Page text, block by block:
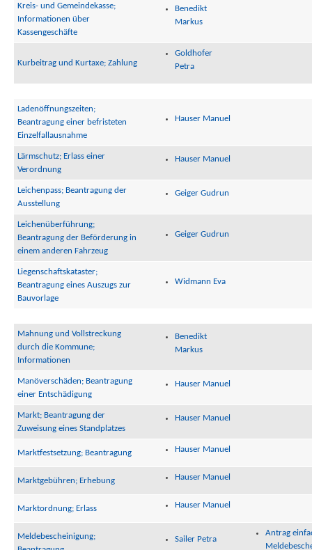
Kreis- und Gemeindekasse;
Informationen über
Kassengeschäfte
Benedikt
Markus
Kurbeitrag und Kurtaxe; Zahlung
Goldhofer
Petra
Ladenöffnungszeiten;
Beantragung einer befristeten
Einzelfallausnahme
Hauser Manuel
Lärmschutz; Erlass einer
Verordnung
Hauser Manuel
Leichenpass; Beantragung der
Ausstellung
Geiger Gudrun
Leichenüberführung;
Beantragung der Beförderung in
einem anderen Fahrzeug
Geiger Gudrun
Liegenschaftskataster;
Beantragung eines Auszugs zur
Bauvorlage
Widmann Eva
Mahnung und Vollstreckung
durch die Kommune;
Informationen
Benedikt
Markus
Manöverschäden; Beantragung
einer Entschädigung
Hauser Manuel
Markt; Beantragung der
Zuweisung eines Standplatzes
Hauser Manuel
Marktfestsetzung; Beantragung Hauser Manuel
Marktgebühren; Erhebung Hauser Manuel
Marktordnung; Erlass Hauser Manuel
Meldebescheinigung;
Sailer Petra
Antrag